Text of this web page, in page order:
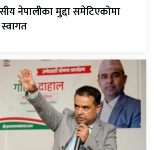
नेपालीका मुद्दा समेटिएकोमा